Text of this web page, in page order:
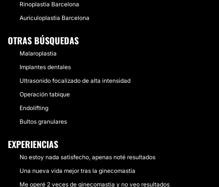
Rinoplastia Barcelona
Auriculoplastia Barcelona
OTRAS BÚSQUEDAS
Malaroplastia
Implantes dentales
Ultrasonido focalizado de alta intensidad
Operación tabique
Endolifting
Bultos granulares
EXPERIENCIAS
No estoy nada satisfecho, apenas noté resultados
Una nueva vida mejor tras la ginecomastia
Me operé 2 veces de ginecomastia y no veo resultados